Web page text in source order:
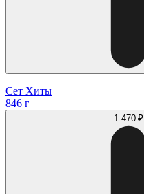
Сет Хиты
846 г
1 470 ₽